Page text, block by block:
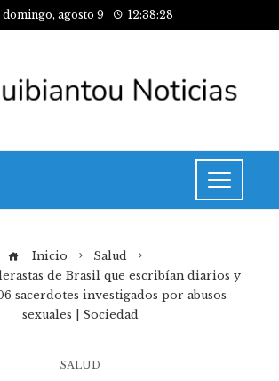
domingo, agosto 9 12:38:28
Inicio
Salud
de Brasil que escribían diarios y
sacerdotes investigados por abusos
sexuales | Sociedad
SALUD